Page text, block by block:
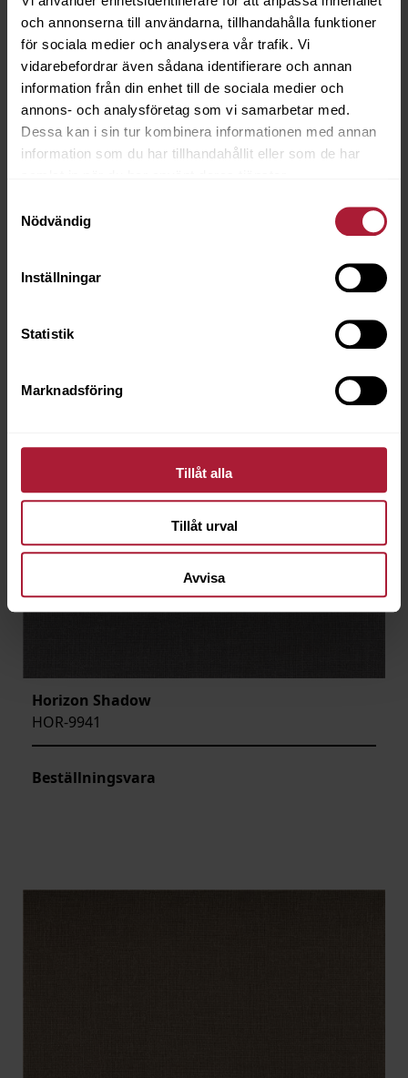
och annonserna till användarna, tillhandahålla funktioner
för sociala medier och analysera vår trafik. Vi
vidarebefordrar även sådana identifierare och annan
information från din enhet till de sociala medier och
annons- och analysföretag som vi samarbetar med.
Dessa kan i sin tur kombinera informationen med annan
information som du har tillhandahållit eller som de har
Nödvändig
Inställningar
Statistik
Marknadsföring
Tillåt alla
Tillåt urval
Avvisa
Horizon Argentato
HOR-9940
Horizon Shadow
HOR-9941
Beställningsvara